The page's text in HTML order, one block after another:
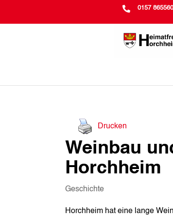
 0157
Drucken
Weinbau
Horchheim
Geschichte
Horchheim hat eine lange